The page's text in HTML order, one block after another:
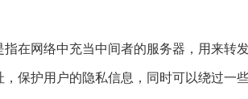
指在网络中充当中间者的服务器，用来转
，保护用户的隐私信息，同时可以绕过一